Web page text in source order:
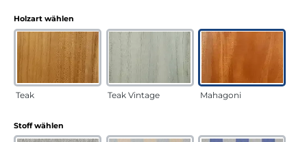
Holzart wählen
Teak Teak Vintage Mahagoni
Stoff wählen